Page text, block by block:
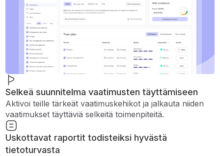
Selkeä suunnitelma vaatimusten täyttämiseen
Aktivoi teille tärkeät vaatimuskehikot ja jalkauta niiden
vaatimukset täyttäviä selkeitä toimenpiteitä.
Uskottavat raportit todisteiksi hyvästä
tietoturvasta